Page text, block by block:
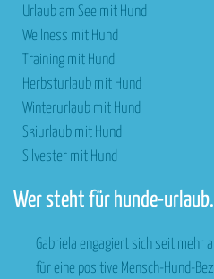
Urlaub am See mit Hund
Wellness mit Hund
Training mit Hund
Herbsturlaub mit Hund
Winterurlaub mit Hund
Skiurlaub mit Hund
Silvester mit Hund
Wer steht für hunde-
Gabriela engagiert sich seit mehr
für eine positive Mensch-Hund-